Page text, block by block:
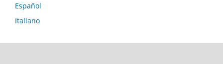
Español
Italiano